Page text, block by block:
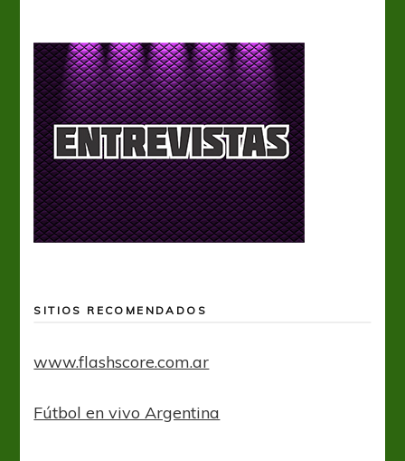
SITIOS RECOMENDADOS
www.flashscore.com.ar
Fútbol en vivo Argentina